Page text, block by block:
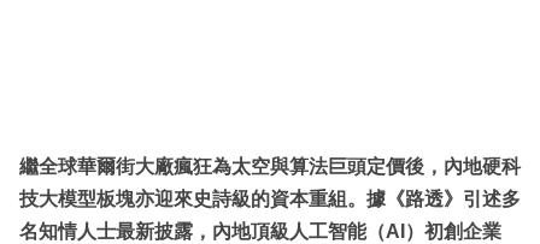
區
繼全球華爾街大廠瘋狂為太空與算法巨頭定價後，內地硬科
技大模型板塊亦迎來史詩級的資本重組。據《路透》引述多
名知情人士最新披露，內地頂級人工智能（AI）初創企業